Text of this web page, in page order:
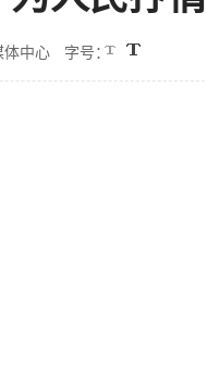
体中心 字号：